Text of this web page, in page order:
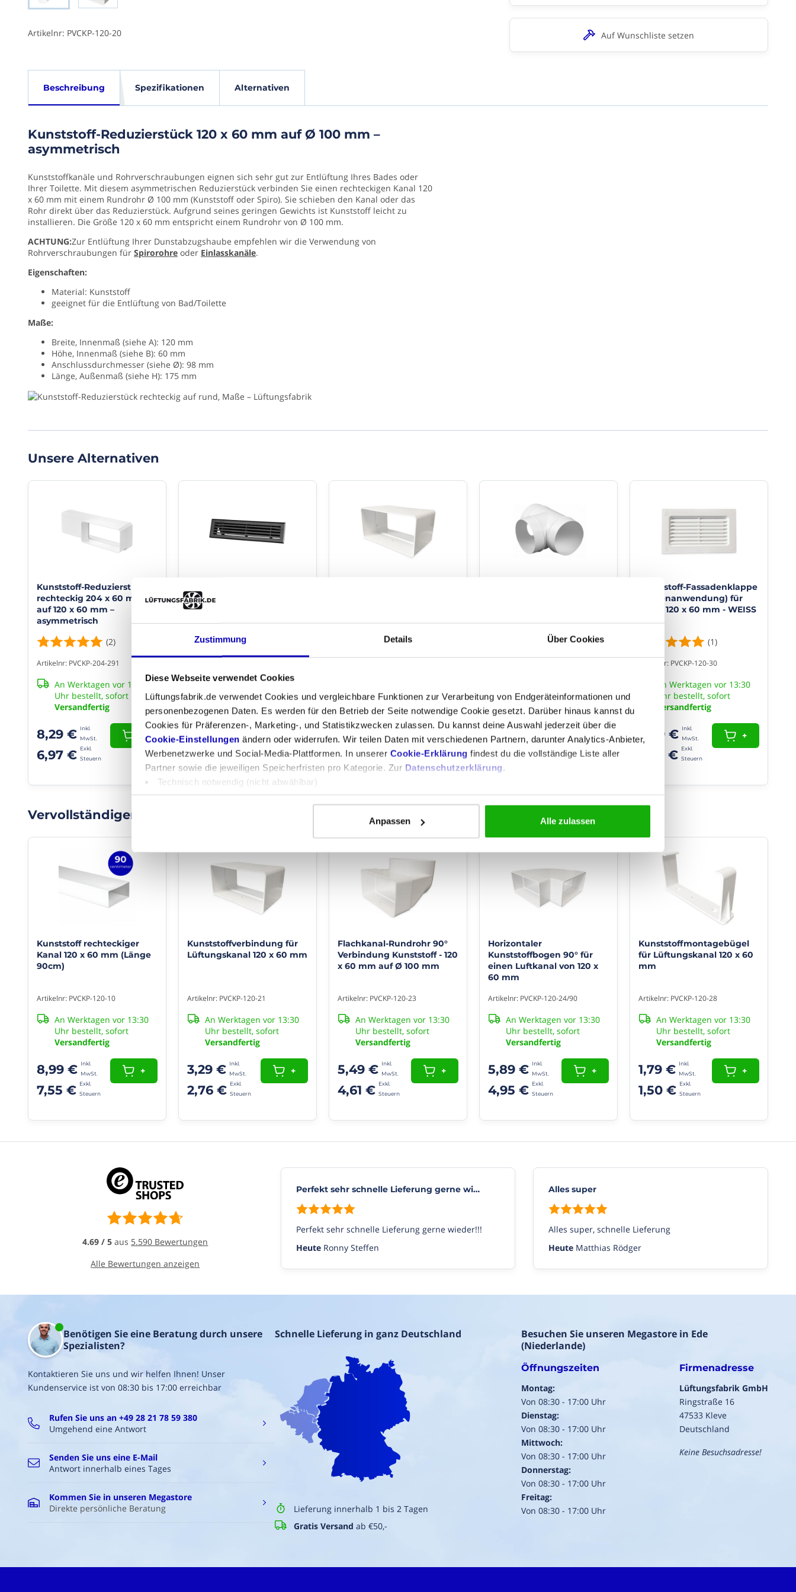
Zustimmung Details Über Cookies
Diese Webseite verwendet Cookies
Lüftungsfabrik.de verwendet Cookies und vergleichbare Funktionen zur Verarbeitung von Endgeräteinformationen und
personenbezogenen Daten. Es werden für den Betrieb der Seite notwendige Cookie gesetzt. Darüber hinaus kannst du
Cookies für Präferenzen-, Marketing-, und Statistikzwecken zulassen. Du kannst deine Auswahl jederzeit über die
Cookie-Einstellungen ändern oder widerrufen. Wir teilen Daten mit verschiedenen Partnern, darunter Analytics-Anbieter,
Werbenetzwerke und Social-Media-Plattformen. In unserer Cookie-Erklärung findest du die vollständige Liste aller
Partner sowie die jeweiligen Speicherfristen pro Kategorie. Zur Datenschutzerklärung.
Technisch notwendig (nicht abwählbar)
Präferenzen (Einstellungen zu speichern)
Anpassen Alle zulassen
springenArtikelnr: PVCKP-120-20 Auf Wunschliste setzen
Beschreibung
Reduzierstück
120
60
Ø
100
mm
–
asymmetrisch
eignen
zur
Entlüftung
Ihres
Bades
oder
Ihrer
Reduzierstück
Sie
Rundrohr
Ø
Spiro).
Sie
schieben
den
Kanal
oder
das
Rohr
direkt
über
das
Reduzierstück.
Aufgrund
Kunststoff
mm
Entlüftung
Dunstabzugshaube
empfehlen
die
von
oder
Einlasskanäle
Eigenschaften:
Material:
Kunststoff
geeignet
für
Entlüftung
Maße:
(siehe
A):
mm
Höhe,
(siehe
(siehe
Spezifikationen
(G)
Breite
(mm)
120
mm
Höhe
(mm)
VS
Bediening
Type
Übergangsstücke
Weiß
Alternativen
Kunststoff-Reduzierstück 120 x 60 mm auf Ø 100 mm –
asymmetrisch
Kunststoffkanäle und Rohrverschraubungen eignen sich sehr gut zur Entlüftung Ihres Bades oder
Ihrer Toilette. Mit diesem asymmetrischen Reduzierstück verbinden Sie einen rechteckigen Kanal 120
x 60 mm mit einem Rundrohr Ø 100 mm (Kunststoff oder Spiro). Sie schieben den Kanal oder das
Rohr direkt über das Reduzierstück. Aufgrund seines geringen Gewichts ist Kunststoff leicht zu
installieren. Die Größe 120 x 60 mm entspricht einem Rundrohr von Ø 100 mm.
ACHTUNG:Zur Entlüftung Ihrer Dunstabzugshaube empfehlen wir die Verwendung von
Rohrverschraubungen für Spirorohre oder Einlasskanäle.
Eigenschaften:
Material: Kunststoff
geeignet für die Entlüftung von Bad/Toilette
Maße:
Breite, Innenmaß (siehe A): 120 mm
Höhe, Innenmaß (siehe B): 60 mm
Anschlussdurchmesser (siehe Ø): 98 mm
Länge, Außenmaß (siehe H): 175 mm
Unsere Alternativen
Kunststoff-Reduzierstück
rechteckig 204 x 60 mm
auf 120 x 60 mm –
asymmetrisch
(2)
Artikelnr: PVCKP-204-291
8,29 €
6,97 €
An Werktagen vor 13:30
Uhr bestellt, sofort
Versandfertig
Volumenregler für 120 x 60
mm - Stahl - SCHWARZ
RAL9005
Artikelnr: AK241Z.110.045
96,79 €
81,34 €
Uhr bestellt, sofort
+
Artikelnr: PVCKP-120-21
3,29 €
2,76 €
+
(1)
4,69 €
3,94 €
Uhr bestellt, sofort
Versandfertig
+
Kunststoff-Fassadenklappe
(Außenanwendung) für
Kanal 120 x 60 mm - WEISS
(1)
Artikelnr: PVCKP-120-30
7,49 €
6,29 €
An Werktagen vor 13:30
Uhr bestellt, sofort
Versandfertig
+
Vervollständigen Sie Ihre Bestellung
Kunststoff rechteckiger
Kanal 120 x 60 mm (Länge
90cm)
Artikelnr: PVCKP-120-10
8,99 €
7,55 €
An Werktagen vor 13:30
Uhr bestellt, sofort
Versandfertig
+
Kunststoffverbindung für
Lüftungskanal 120 x 60 mm
Artikelnr: PVCKP-120-21
3,29 €
2,76 €
An Werktagen vor 13:30
Uhr bestellt, sofort
Versandfertig
+
Flachkanal-Rundrohr 90°
Verbindung Kunststoff - 120
x 60 mm auf Ø 100 mm
Artikelnr: PVCKP-120-23
5,49 €
4,61 €
An Werktagen vor 13:30
Uhr bestellt, sofort
Versandfertig
+
Horizontaler
Kunststoffbogen 90° für
einen Luftkanal von 120 x
60 mm
Artikelnr: PVCKP-120-24/90
5,89 €
4,95 €
An Werktagen vor 13:30
Uhr bestellt, sofort
Versandfertig
+
Kunststoffmontagebügel
für Lüftungskanal 120 x 60
mm
Artikelnr: PVCKP-120-28
1,79 €
1,50 €
An Werktagen vor 13:30
Uhr bestellt, sofort
Versandfertig
+
4.69 / 5 aus 5.590 Bewertungen
Alle Bewertungen anzeigen
Perfekt sehr schnelle Lieferung gerne wi…
Perfekt sehr schnelle Lieferung gerne wieder!!!
HeuteRonny Steffen
Alles super
Alles super, schnelle Lieferung
Heute Matthias Rödger
Benötigen Sie eine Beratung durch unsere
Spezialisten?
Kontaktieren Sie uns und wir helfen Ihnen! Unser
Kundenservice ist von 08:30 bis 17:00 erreichbar
Rufen Sie uns an +49 28 21 78 59 380
Umgehend eine Antwort
Senden Sie uns eine E-Mail
Antwort innerhalb eines Tages
Kommen Sie in unseren Megastore
Direkte persönliche Beratung
Schnelle Lieferung in ganz Deutschland
Lieferung innerhalb 1 bis 2 Tagen
Gratis Versand ab €50,-
Besuchen Sie unseren Megastore in Ede
(Niederlande)
Öffnungszeiten
Montag:
Von 08:30 - 17:00 Uhr
Dienstag:
Von 08:30 - 17:00 Uhr
Mittwoch:
Von 08:30 - 17:00 Uhr
Donnerstag:
Von 08:30 - 17:00 Uhr
Freitag:
Von 08:30 - 17:00 Uhr
Firmenadresse
Lüftungsfabrik GmbH
Ringstraße 16
47533 Kleve
Deutschland
Keine Besuchsadresse!